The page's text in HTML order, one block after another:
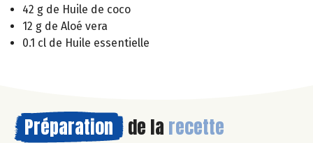
42 g de Huile de coco
12 g de Aloé vera
0.1 cl de Huile essentielle
Préparation de la recette